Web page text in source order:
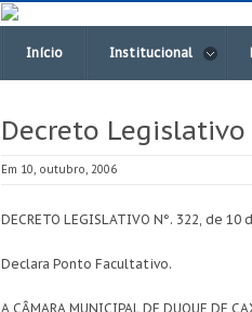
Início Institucional
Decreto
Em 10, outubro, 2006
DECRETO LEGISLATIVO N°. 322, de
Declara Ponto Facultativo.
A CÂMARA MUNICIPAL DE DUQUE